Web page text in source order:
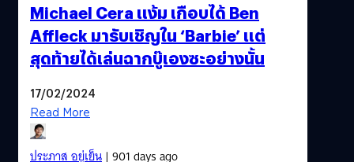
Michael Cera แง้ม เกือบได้ Ben
Affleck มารับเชิญใน ‘Barbie’ แต่
สุดท้ายได้เล่นฉากบู๊เองซะอย่างนั้น
17/02/2024
Read More
ประภาส อยู่เย็น| 901 days ago